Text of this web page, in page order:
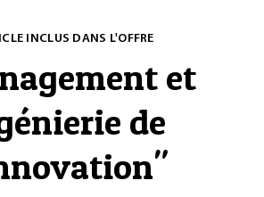
INCLUS DANS L'OFFRE
et
de
"